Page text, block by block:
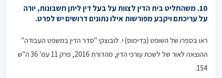
10. משהחליט בית הדין לצוות על בעל דין ליתן חשבונות, יורה
על עריכתם ויקבע מפורשות אילו נתונים דרושים יש לפרט.
ראו בספרו של השופט (בדימוס) י. לובוצקי "סדר הדין במשפט העבודה"
ההוצאה לאור של לשכת עורכי הדין, מהדורת 2016, פרק 11 עמ' 36 ה"ש
154.